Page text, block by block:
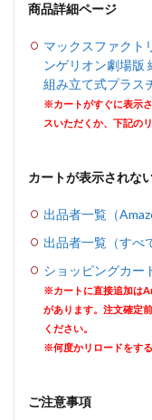
商品詳細ページ
マックスファクト
ンゲリオン劇場版
組み立て式プラス
※カートがすぐに表示
スいただくか、下記の
カートが表示されな
出品者一覧（
出品者一覧（すべ
ショッピングカー
※カートに直接追加は
があります。注文確定
ください。
※何度かリロードをす
ご注意事項